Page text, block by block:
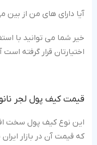
آیا دارای های من از بین
خیر شما می توانید با
اختیارتان قرار گرفته است
قیمت کیف پول لجر
که قیمت آن در بازار